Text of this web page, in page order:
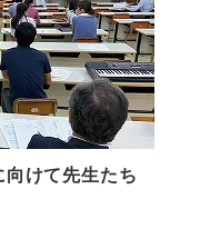
けて先生たち